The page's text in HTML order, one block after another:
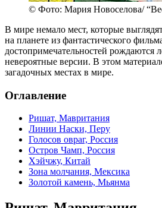
© Фото: Мария Новоселова/
В мире немало мест, которые
на планете из фантастического
достопримечательностей рождаются
невероятные версии. В этом
загадочных местах в мире.
Оглавление
Ришат, Мавритания
Линии Наски, Перу
Голосов овраг, Россия
Остров Чамп, Россия
Хэйчжу, Китай
Зона молчания, Мексика
Золотой камень, Мьянма